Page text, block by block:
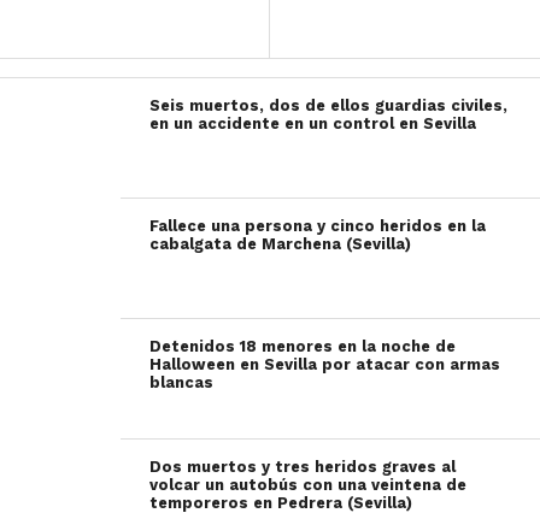
Seis muertos, dos de ellos guardias civiles,
en un accidente en un control en Sevilla
Fallece una persona y cinco heridos en la
cabalgata de Marchena (Sevilla)
Detenidos 18 menores en la noche de
Halloween en Sevilla por atacar con armas
blancas
Dos muertos y tres heridos graves al
volcar un autobús con una veintena de
temporeros en Pedrera (Sevilla)